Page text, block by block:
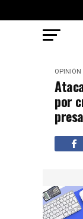
OPINIÓN
por